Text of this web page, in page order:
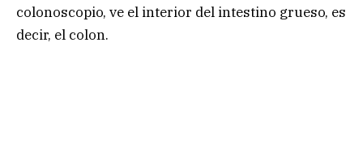
colonoscopio, ve el interior del intestino grueso, es
decir, el colon.